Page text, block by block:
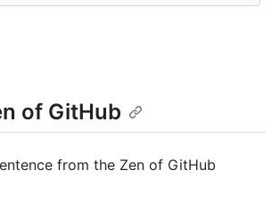
of GitHub
from the Zen of GitHub